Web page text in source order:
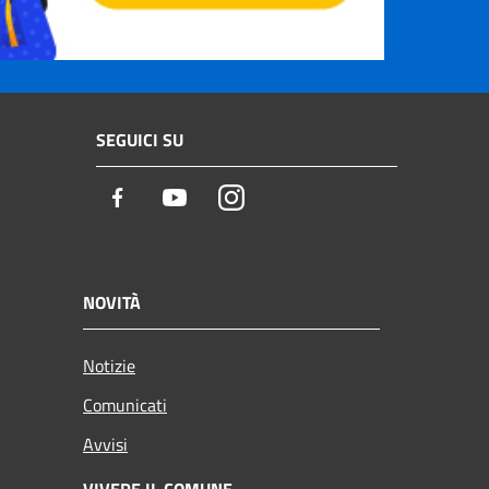
SEGUICI SU
Facebook YoutubeInstagram
NOVITÀ
Notizie
Comunicati
Avvisi